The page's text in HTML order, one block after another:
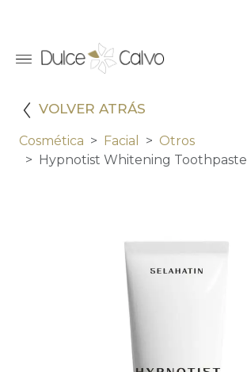
VOLVER ATRÁS
Cosmética Facial
Otros
Hypnotist Whitening Toothpaste